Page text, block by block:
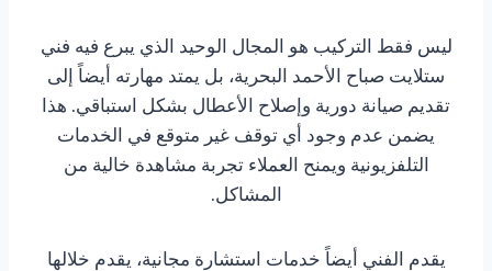
ليس فقط التركيب هو المجال الوحيد الذي يبرع فيه فني
ستلايت صباح الأحمد البحرية، بل يمتد مهارته أيضاً إلى
تقديم صيانة دورية وإصلاح الأعطال بشكل استباقي. هذا
يضمن عدم وجود أي توقف غير متوقع في الخدمات
التلفزيونية ويمنح العملاء تجربة مشاهدة خالية من
المشاكل.
يقدم الفني أيضاً خدمات استشارة مجانية، يقدم خلالها